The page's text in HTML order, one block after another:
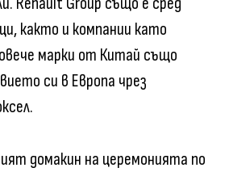
както и компании като
марки от Китай също
си в Европа чрез
домакин на церемонията по